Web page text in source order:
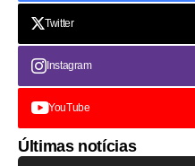
Twitter
Instagram
YouTube
Últimas notícias